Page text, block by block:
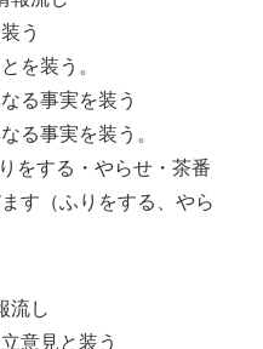
う
を装う。
る事実を装う
る事実を装う。
をする・やらせ・茶番
す（ふりをする、やら
流し
意見と装う